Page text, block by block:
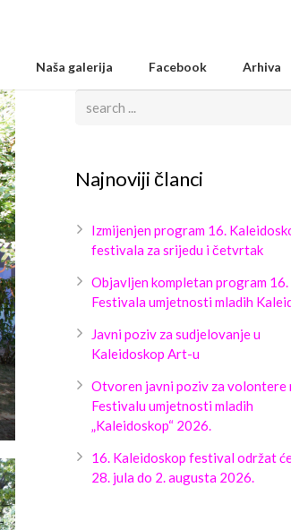
Naša galerija Facebook Arhiva
Najnoviji članci
Izmijenjen program 16.
festivala za srijedu i četvrtak
Objavljen kompletan program 16.
Festivala umjetnosti mladih
Javni poziv za sudjelovanje u
Kaleidoskop Art-u
Otvoren javni poziv za volontere
Festivalu umjetnosti mladih
„Kaleidoskop“ 2026.
16. Kaleidoskop festival održat
28. jula do 2. augusta 2026.